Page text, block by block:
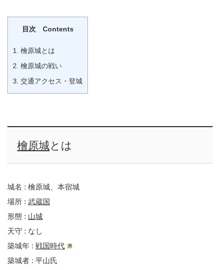
目次 Contents
1.
檜原城とは
2. 檜原城の戦い
3. 交通アクセス・登城
檜原城とは
城名 : 檜原城、本宿城
場所 : 武蔵国
形態 : 山城
天守 : なし
築城年 : 戦国時代
築城者 : 平山氏